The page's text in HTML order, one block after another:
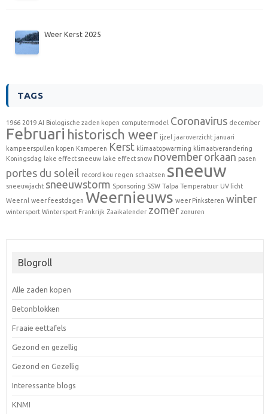
Weer Kerst 2025
TAGS
1966 2019 AI Biologische zaden kopen computermodel Coronavirus december
Februari historisch weer ijzel jaaroverzicht januari
kampeerspullen kopen Kamperen Kerst klimaatopwarming klimaatverandering
Koningsdag lake effect sneeuw lake effect snow november orkaan pasen
portes du soleil record kou regen schaatsen sneeuw
sneeuwjacht sneeuwstorm Sponsoring SSW Talpa Temperatuur UV licht
Weer.nl weer feestdagen Weernieuws weer Pinksteren winter
wintersport Wintersport Frankrijk Zaaikalender zomer zonuren
Blogroll
Alle zaden kopen
Betonblokken
Fraaie eettafels
Gezond en gezellig
Gezond en Gezellig
Interessante blogs
KNMI